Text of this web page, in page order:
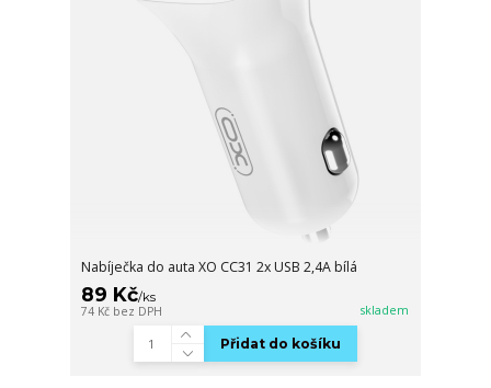
Nabíječka do auta XO CC31 2x USB 2,4A bílá
89 Kč/ks
74 Kč bez DPH skladem
Přidat do košíku